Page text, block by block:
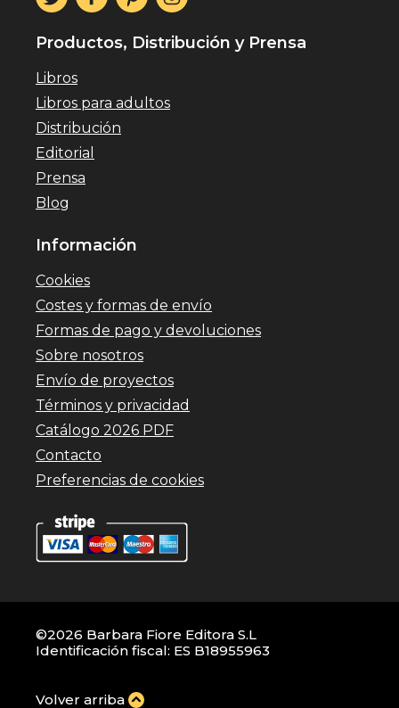
Productos, Distribución y Prensa
Libros
Libros para adultos
Distribución
Editorial
Prensa
Blog
Información
Cookies
Costes y formas de envío
Formas de pago y devoluciones
Sobre nosotros
Envío de proyectos
Términos y privacidad
Catálogo 2026 PDF
Contacto
Preferencias de cookies
©2026 Barbara Fiore Editora S.L
Identificación fiscal: ES B18955963
Volver arriba